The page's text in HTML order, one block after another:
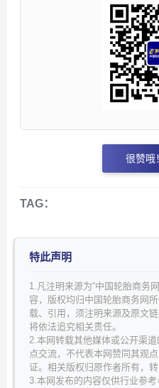
很赞哦
TAG：
特此声明
1.凡注明来源为“中国轮胎商务
容，版权均归中国轮胎商务网
载、引用，须注明来源及原文
将依法追究相关责任。
2.本网转载其他媒体或公开渠
点交流，不代表本网赞同其观
证。相关版权归原作者所有，
3.本网发布的内容仅供行业参